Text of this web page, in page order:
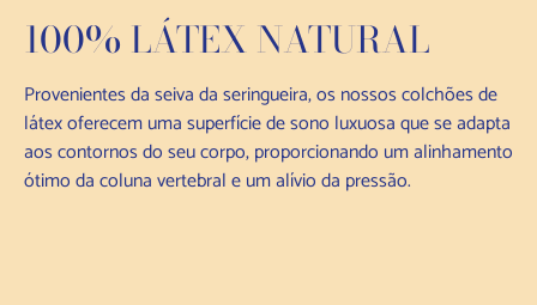
100% LÁTEX NATURAL
Provenientes da seiva da seringueira, os nossos colchões de
látex oferecem uma superfície de sono luxuosa que se adapta
aos contornos do seu corpo, proporcionando um alinhamento
ótimo da coluna vertebral e um alívio da pressão.